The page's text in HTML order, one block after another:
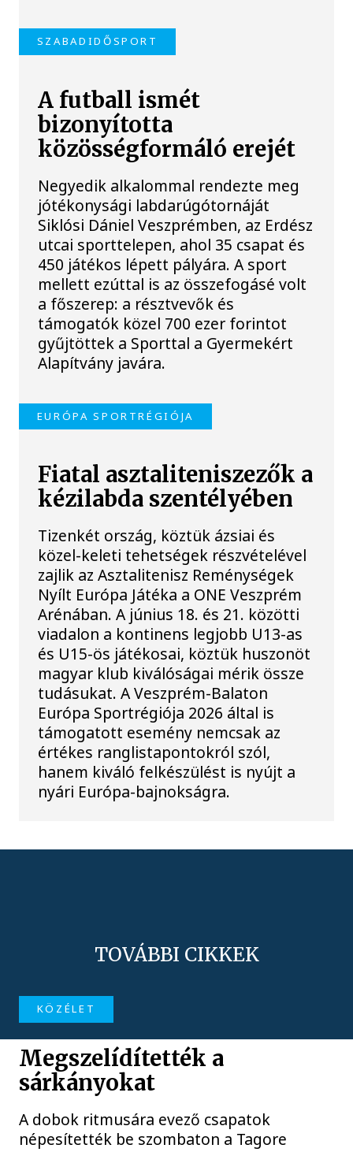
SZABADIDŐSPORT
A futball ismét
bizonyította
közösségformáló erejét
Negyedik alkalommal rendezte meg
jótékonysági labdarúgótornáját
Siklósi Dániel Veszprémben, az Erdész
utcai sporttelepen, ahol 35 csapat és
450 játékos lépett pályára. A sport
mellett ezúttal is az összefogásé volt
a főszerep: a résztvevők és
támogatók közel 700 ezer forintot
gyűjtöttek a Sporttal a Gyermekért
Alapítvány javára.
EURÓPA SPORTRÉGIÓJA
Fiatal asztaliteniszezők a
kézilabda szentélyében
Tizenkét ország, köztük ázsiai és
közel-keleti tehetségek részvételével
zajlik az Asztalitenisz Reménységek
Nyílt Európa Játéka a ONE Veszprém
Arénában. A június 18. és 21. közötti
viadalon a kontinens legjobb U13-as
és U15-ös játékosai, köztük huszonöt
magyar klub kiválóságai mérik össze
tudásukat. A Veszprém-Balaton
Európa Sportrégiója 2026 által is
támogatott esemény nemcsak az
értékes ranglistapontokról szól,
hanem kiváló felkészülést is nyújt a
nyári Európa-bajnokságra.
TOVÁBBI CIKKEK
KÖZÉLET
Megszelídítették a
sárkányokat
A dobok ritmusára evező csapatok
népesítették be szombaton a Tagore